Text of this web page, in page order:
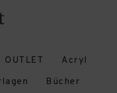
OUTLET Acryl
Bücher